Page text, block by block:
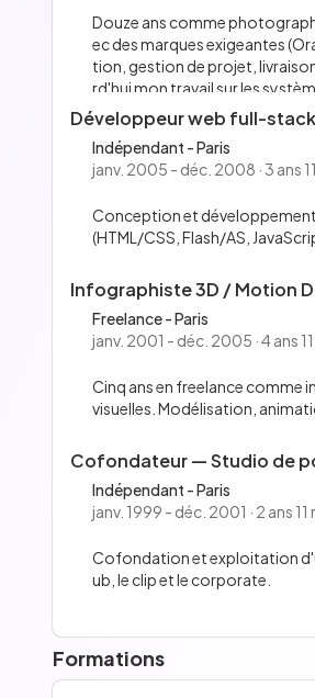
Douze ans comme
ec des marques exigeantes
tion, gestion de projet,
rd'hui mon travail sur les
Développeur web full-stack
Indépendant - Paris
janv. 2005 - déc. 2008 · 3 ans
Conception et
(HTML/CSS, Flash/AS,
Infographiste 3D / Motion
Freelance - Paris
janv. 2001 - déc. 2005 · 4 ans
Cinq ans en freelance
visuelles. Modélisation,
Cofondateur — Studio de
Indépendant - Paris
janv. 1999 - déc. 2001 · 2 ans 11
Cofondation et exploitation
ub, le clip et le corporate.
Formations